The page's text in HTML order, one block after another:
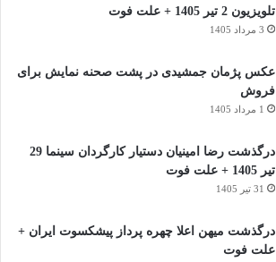
تلویزیون 2 تیر 1405 + علت فوت
3 مرداد 1405
عکس پژمان جمشیدی در پشت صحنه نمایش برای
فروش
1 مرداد 1405
درگذشت رضا امینیان دستیار کارگردان سینما 29
تیر 1405 + علت فوت
31 تیر 1405
درگذشت میهن اعلا چهره پرداز پیشکسوت ایران +
علت فوت